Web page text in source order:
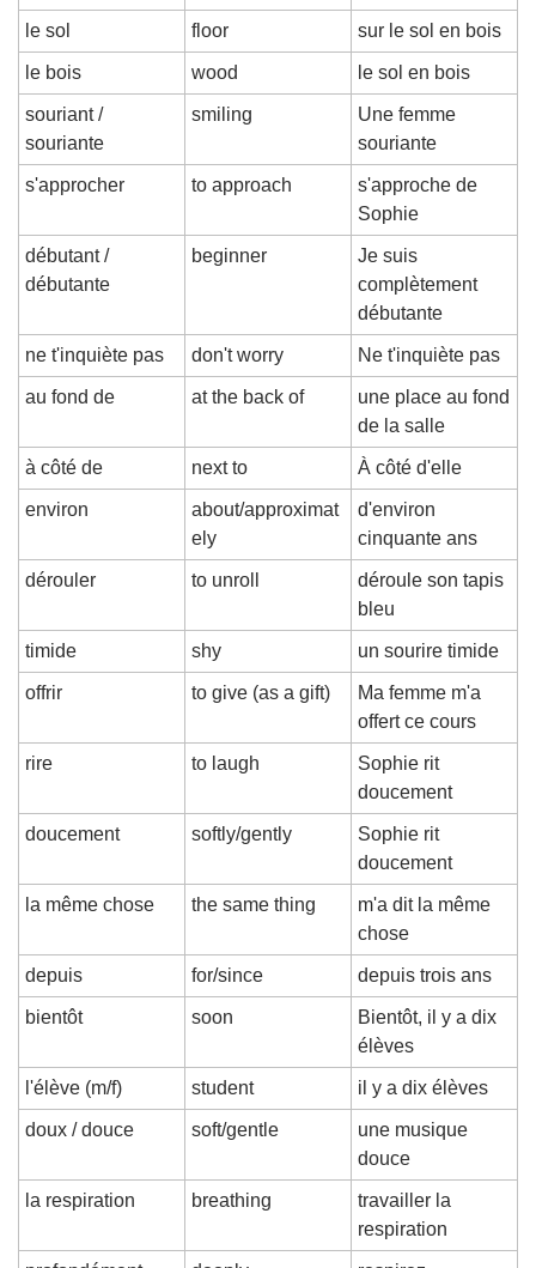
le sol floor sur le sol en bois
le bois wood le sol en bois
souriant /
souriante
smiling
Une femme
souriante
s'approcher to approach
s'approche de
Sophie
débutant /
débutante
beginner
Je suis
complètement
débutante
ne t'inquiète pas don't worry Ne t'inquiète pas
au fond de at the back of
une place au fond
de la salle
à côté de next to À côté d'elle
environ
about/approximat
ely
d'environ
cinquante ans
dérouler to unroll
déroule son tapis
bleu
timide shy un sourire timide
offrir to give (as a gift)
Ma femme m'a
offert ce cours
rire to laugh
Sophie rit
doucement
doucement softly/gently
Sophie rit
doucement
la même chose the same thing
m'a dit la même
chose
depuis for/since depuis trois ans
bientôt soon
Bientôt, il y a dix
élèves
l'élève (m/f) student il y a dix élèves
doux / douce soft/gentle
une musique
douce
la respiration breathing
travailler la
respiration